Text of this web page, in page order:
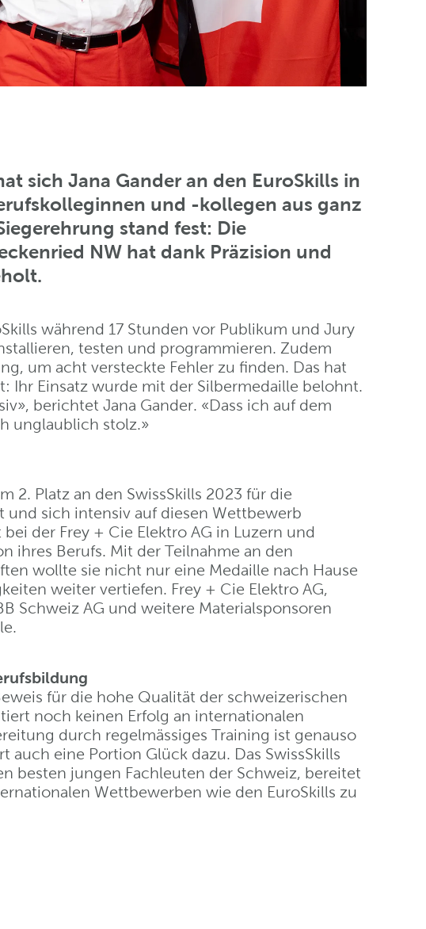
sich Jana Gander an den EuroSkills in
und -kollegen aus ganz
stand fest: Die
NW hat dank Präzision und
während 17 Stunden vor Publikum und Jury
testen und programmieren. Zudem
um acht versteckte Fehler zu finden. Das hat
Ihr Einsatz wurde mit der Silbermedaille belohnt.
berichtet Jana Gander. «Dass ich auf dem
unglaublich stolz.»
2. Platz an den SwissSkills 2023 für die
und sich intensiv auf diesen Wettbewerb
der Frey + Cie Elektro AG in Luzern und
ihres Berufs. Mit der Teilnahme an den
wollte sie nicht nur eine Medaille nach Hause
weiter vertiefen. Frey + Cie Elektro AG,
Schweiz AG und weitere Materialsponsoren
für die hohe Qualität der schweizerischen
noch keinen Erfolg an internationalen
durch regelmässiges Training ist genauso
eine Portion Glück dazu. Das SwissSkills
besten jungen Fachleuten der Schweiz, bereitet
Wettbewerben wie den EuroSkills zu